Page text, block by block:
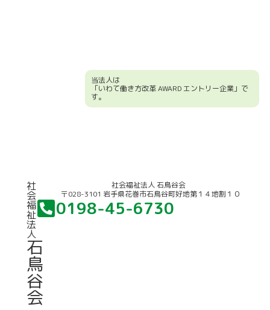
当法人は
「いわて働き方改革 AWARD エントリー企業」で
す。
社
会
福
祉
法
人
石
鳥
谷
会
社会福祉法人 石鳥谷会
〒028-3101 岩手県花巻市石鳥谷町好地第１４地割１０
0198-45-6730